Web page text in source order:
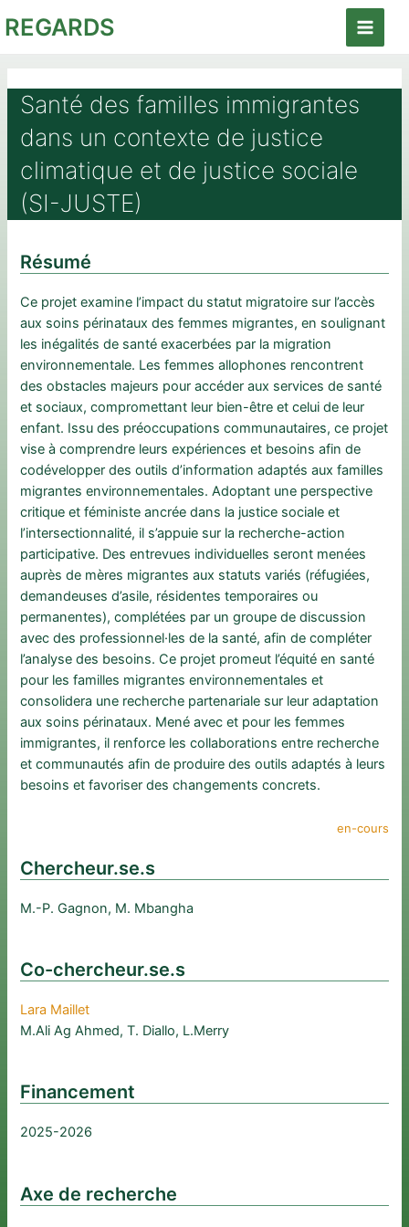
auREGARDS
Main
Santé des familles immigrantes
dans un contexte de justice
climatique et de justice sociale
(SI-JUSTE)
Résumé
Ce projet examine l’impact du statut migratoire sur l’accès
aux soins périnataux des femmes migrantes, en soulignant
les inégalités de santé exacerbées par la migration
environnementale. Les femmes allophones rencontrent
des obstacles majeurs pour accéder aux services de santé
et sociaux, compromettant leur bien-être et celui de leur
enfant. Issu des préoccupations communautaires, ce projet
vise à comprendre leurs expériences et besoins afin de
codévelopper des outils d’information adaptés aux familles
migrantes environnementales. Adoptant une perspective
critique et féministe ancrée dans la justice sociale et
l’intersectionnalité, il s’appuie sur la recherche-action
participative. Des entrevues individuelles seront menées
auprès de mères migrantes aux statuts variés (réfugiées,
demandeuses d’asile, résidentes temporaires ou
permanentes), complétées par un groupe de discussion
avec des professionnel·les de la santé, afin de compléter
l’analyse des besoins. Ce projet promeut l’équité en santé
pour les familles migrantes environnementales et
consolidera une recherche partenariale sur leur adaptation
aux soins périnataux. Mené avec et pour les femmes
immigrantes, il renforce les collaborations entre recherche
et communautés afin de produire des outils adaptés à leurs
besoins et favoriser des changements concrets.
en-cours
Chercheur.se.s
M.-P. Gagnon, M. Mbangha
Co-chercheur.se.s
Lara Maillet
M.Ali Ag Ahmed, T. Diallo, L.Merry
Financement
2025-2026
Axe de recherche